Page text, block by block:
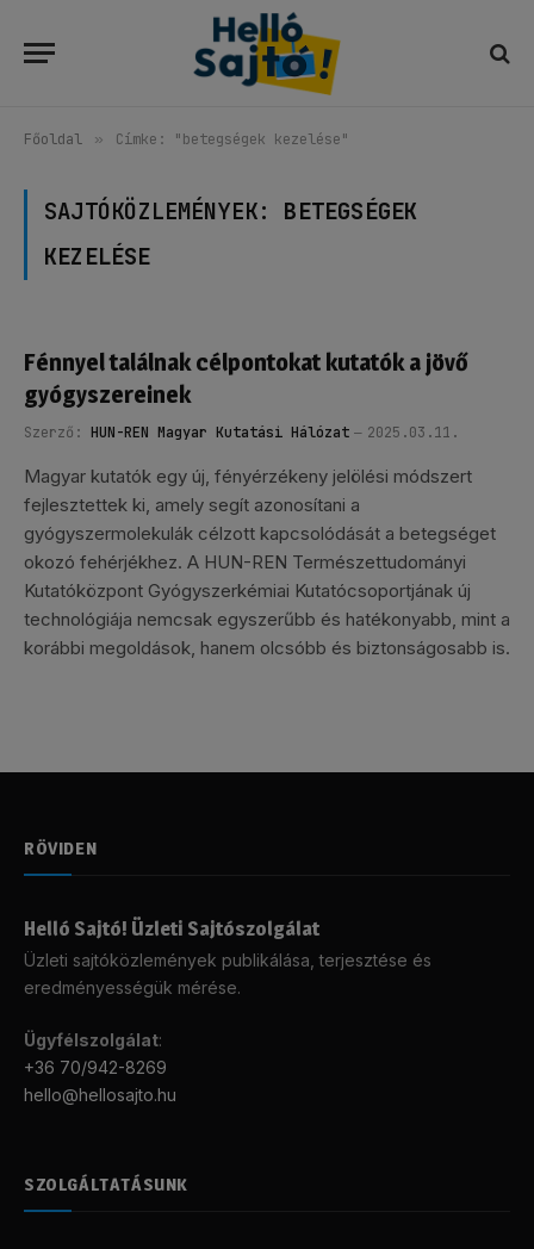
Főoldal » Címke: "betegségek kezelése"
SAJTÓKÖZLEMÉNYEK: BETEGSÉGEK
KEZELÉSE
Fénnyel találnak célpontokat kutatók a jövő
gyógyszereinek
Szerző: HUN-REN Magyar Kutatási Hálózat 2025.03.11.
Magyar kutatók egy új, fényérzékeny jelölési módszert
fejlesztettek ki, amely segít azonosítani a
gyógyszermolekulák célzott kapcsolódását a betegséget
okozó fehérjékhez. A HUN-REN Természettudományi
Kutatóközpont Gyógyszerkémiai Kutatócsoportjának új
technológiája nemcsak egyszerűbb és hatékonyabb, mint a
korábbi megoldások, hanem olcsóbb és biztonságosabb is.
RÖVIDEN
Helló Sajtó! Üzleti Sajtószolgálat
Üzleti sajtóközlemények publikálása, terjesztése és
eredményességük mérése.
Ügyfélszolgálat:
+36 70/942-8269
hello@hellosajto.hu
SZOLGÁLTATÁSUNK